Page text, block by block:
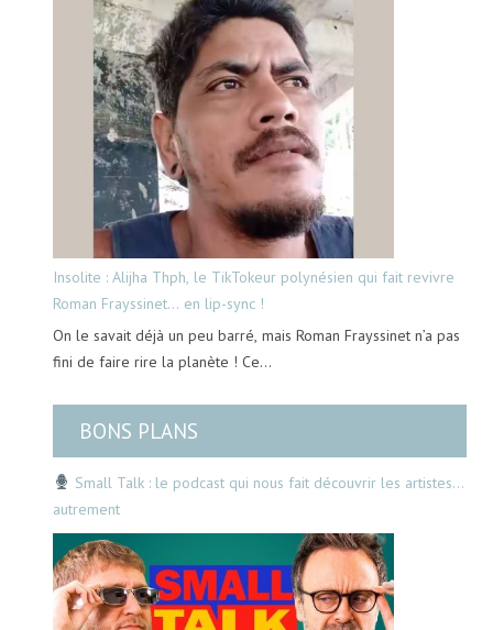
Insolite : Alijha Thph, le TikTokeur polynésien qui fait revivre
Roman Frayssinet… en lip-sync !
On le savait déjà un peu barré, mais Roman Frayssinet n’a pas
fini de faire rire la planète ! Ce…
BONS PLANS
Small Talk : le podcast qui nous fait découvrir les artistes…
autrement